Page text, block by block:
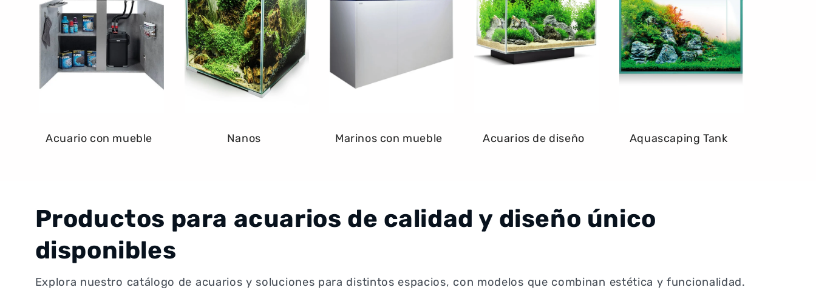
Acuario con mueble Nanos Marinos con mueble Acuarios de diseño Aquascaping Tank
Productos para acuarios de calidad y diseño único
disponibles
Explora nuestro catálogo de acuarios y soluciones para distintos espacios, con modelos que combinan estética y funcionalidad.